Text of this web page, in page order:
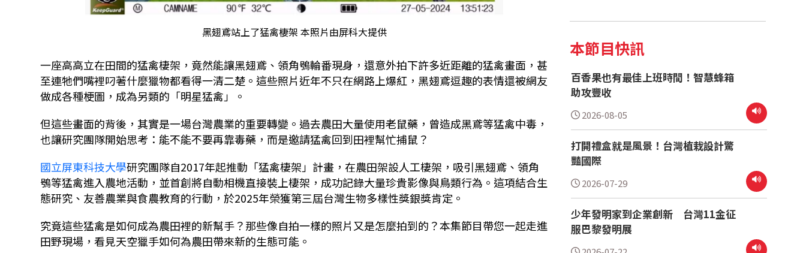
黑翅鳶站上了猛禽棲架 本照片由屏科大提供
一座高高立在田間的猛禽棲架，竟然能讓黑翅鳶、領角鴞輪番現身，還意外拍下許多近距離的猛禽畫面，甚
至連牠們嘴裡叼著什麼獵物都看得一清二楚。這些照片近年不只在網路上爆紅，黑翅鳶逗趣的表情還被網友
做成各種梗圖，成為另類的「明星猛禽」。
但這些畫面的背後，其實是一場台灣農業的重要轉變。過去農田大量使用老鼠藥，曾造成黑鳶等猛禽中毒，
也讓研究團隊開始思考：能不能不要再靠毒藥，而是邀請猛禽回到田裡幫忙捕鼠？
國立屏東科技大學研究團隊自2017年起推動「猛禽棲架」計畫，在農田架設人工棲架，吸引黑翅鳶、領角
鴞等猛禽進入農地活動，並首創將自動相機直接裝上棲架，成功記錄大量珍貴影像與鳥類行為。這項結合生
態研究、友善農業與食農教育的行動，於2025年榮獲第三屆台灣生物多樣性獎銀獎肯定。
究竟這些猛禽是如何成為農田裡的新幫手？那些像自拍一樣的照片又是怎麼拍到的？本集節目帶您一起走進
田野現場，看見天空獵手如何為農田帶來新的生態可能。
本節目快訊
百香果也有最佳上班時間！智慧蜂箱
助攻豐收
2026-08-05
打開禮盒就是風景！台灣植栽設計驚
豔國際
2026-07-29
少年發明家到企業創新 台灣11金征
服巴黎發明展